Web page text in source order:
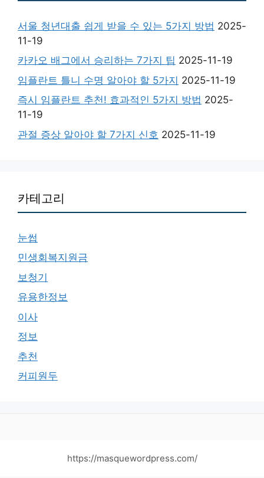
서울 청년대출 쉽게 받을 수 있는 5가지 방법 2025-
11-19
카카오 배그에서 승리하는 7가지 팁 2025-11-19
임플란트 틀니 수명 알아야 할 5가지 2025-11-19
즉시 임플란트 추천! 효과적인 5가지 방법 2025-
11-19
관절 증상 알아야 할 7가지 신호 2025-11-19
카테고리
눈썹
민생회복지원금
보청기
유용한정보
이사
정보
추천
커피원두
https://masquewordpress.com/